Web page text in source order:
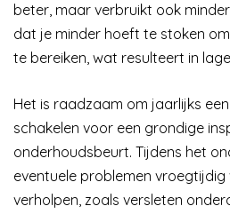
beter, maar verbruikt ook
dat je minder hoeft te stoken
te bereiken, wat resulteert in
Het is raadzaam om jaarlijks
schakelen voor een grondige
onderhoudsbeurt. Tijdens het
eventuele problemen
verholpen, zoals versleten